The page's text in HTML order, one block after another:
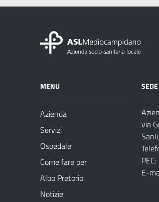
MENU
Azienda
Servizi
Ospedale
Come fare per
Albo Pretorio
Notizie
SEDE
via
PEC:
E-